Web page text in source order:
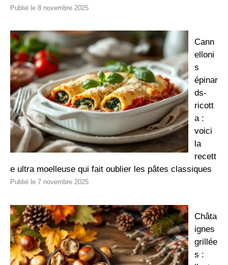
8 novembre 2025
Cann
elloni
s
épinar
ds-
ricott
a :
voici
la
recett
e ultra moelleuse qui fait oublier les pâtes classiques
7 novembre 2025
Châta
ignes
grillée
s :